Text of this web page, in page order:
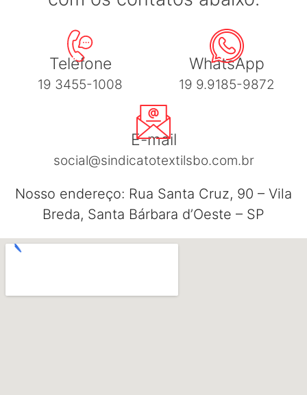
Telefone
19 3455-1008
WhatsApp
19 9.9185-9872
E-mail
social@sindicatotextilsbo.com.br
Nosso endereço: Rua Santa Cruz, 90 – Vila
Breda, Santa Bárbara d’Oeste – SP